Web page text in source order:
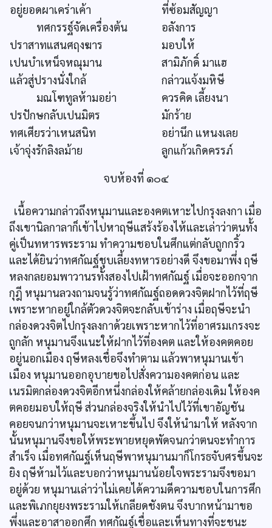
อยู่ยอดผาเคร่าเค้า
ที่ซ้อมสัญญา
ทศกรรฐ์จัดเครื่องต้น
อลังการ
ปราสาทแสนศฤงฆาร
มอบให้
เปนบำเหน็จหณุมาน
สามิภักดิ์ มาแฮ
แล้วสู่ปรางนั่งใกล้
กล่าวแจ้งมหิษี
มณโฑทูลห้ามอย่า
ควรคิด เลี้ยงนา
ปรปักษกลับเปนมิตร
มักร้าย
ทศเศียรว่าเหนสนิท
อย่านึก แหนงเลย
เจ้าจุ่งรักลิงลม้าย
ลูกแก้วเกิดครรภ์
จบห้องที่ ๑๐๔
เนื้อความกล่าวถึงหนุมานและองคตเหาะไปกรุงลงกา เมื่อ
ถึงเขานิลกาลาก็เข้าไปหาฤษีแสร้งร้องไห้และเล่าว่าตนทั้ง
คู่เป็นทหารพระราม ทำความชอบในศึกแต่กลับถูกกริ้ว
และได้ยินว่าทศกัณฐ์ชุบเลี้ยงทหารอย่างดี จึงขอมาพึ่ง ฤษี
หลงกลยอมพาวานรทั้งสองไปเฝ้าทศกัณฐ์ เมื่อจะออกจาก
กุฎี หนุมานลวงถามจนรู้ว่าทศกัณฐ์ถอดดวงจิตฝากไว้ที่ฤษี
เพราะหากอยู่ใกล้ตัวดวงจิตจะกลับเข้าร่าง เมื่อฤษีจะนำ
กล่องดวงจิตไปกรุงลงกาด้วยเพราะหากไว้ที่อาศรมเกรงจะ
ถูกลัก หนุมานจึงแนะให้ฝากไว้ที่องคต และให้องคตคอย
อยู่นอกเมือง ฤษีหลงเชื่อจึงทำตาม แล้วพาหนุมานเข้า
เมือง หนุมานออกอุบายขอไปสั่งความองคตก่อน และ
เนรมิตกล่องดวงจิตอีกหนึ่งกล่องให้คล้ายกล่องเดิม ให้องค
ตคอยมอบให้ฤษี ส่วนกล่องจริงให้นำไปไว้ที่เขาอัญชัน
คอยจนกว่าหนุมานจะเหาะขึ้นไป จึงให้นำมาให้ หลังจาก
นั้นหนุมานจึงขอให้พระพายหยุดพัดจนกว่าตนจะทำการ
สำเร็จ เมื่อทศกัณฐ์เห็นฤษีพาหนุมานมาก็โกรธจับศรขึ้นจะ
ยิง ฤษีห้ามไว้และบอกว่าหนุมานน้อยใจพระรามจึงขอมา
อยู่ด้วย หนุมานเล่าว่าไม่เคยได้ความดีความชอบในการศึก
และพิเภกยุยงพระรามให้เกลียดชังตน จึงบากหน้ามาขอ
พึ่งและอาสาออกศึก ทศกัณฐ์เชื่อและเห็นทางที่จะชนะ